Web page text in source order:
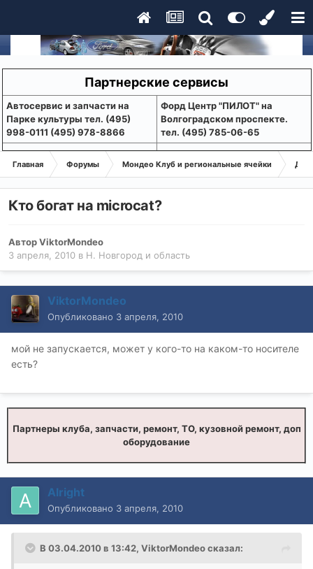
Партнерские сервисы
Aвтосервис и запчасти на
Парке культуры тел. (495)
998-0111 (495) 978-8866
Форд Центр "ПИЛОТ" на
Волгоградском проспекте.
тел. (495) 785-06-65
Главная Форумы Мондео Клуб и региональные ячейки
Кто богат на microcat?
АвторViktorMondeo
3 апреля, 2010 в Н. Новгород и область
ViktorMondeo
Опубликовано 3 апреля, 2010
мой не запускается, может у кого-то на каком-то носителе
есть?
Партнеры клуба, запчасти, ремонт, ТО, кузовной ремонт, доп
оборудование
Alright
Опубликовано 3 апреля, 2010
В 03.04.2010 в 13:42, ViktorMondeo сказал: